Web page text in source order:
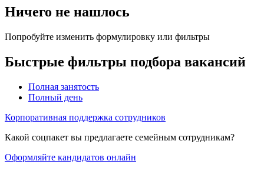
Ничего не нашлось
Попробуйте изменить формулировку или фильтры
Быстрые фильтры подбора вакансий
Полная занятость
Полный день
Корпоративная поддержка сотрудников
Какой соцпакет вы предлагаете семейным сотрудникам?
Оформляйте кандидатов онлайн